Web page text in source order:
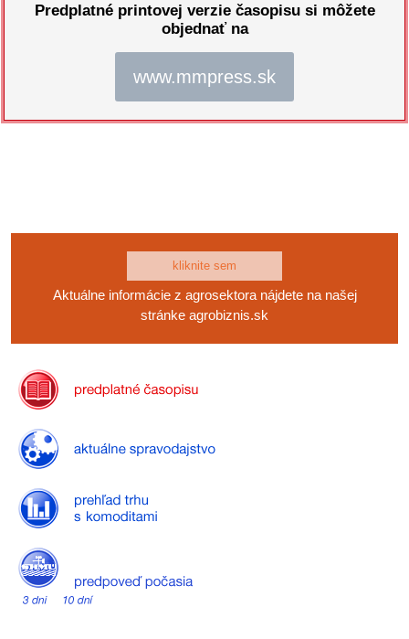
Predplatné printovej verzie časopisu si môžete
objednať na
www.mmpress.sk
kliknite sem
Aktuálne informácie z agrosektora nájdete na našej
stránke agrobiznis.sk